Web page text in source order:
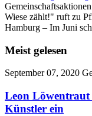
Wiese zählt!" ruft zu
Hamburg – Im Juni
Meist gelesen
September 07, 2020
Leon Löwentraut
Künstler ein